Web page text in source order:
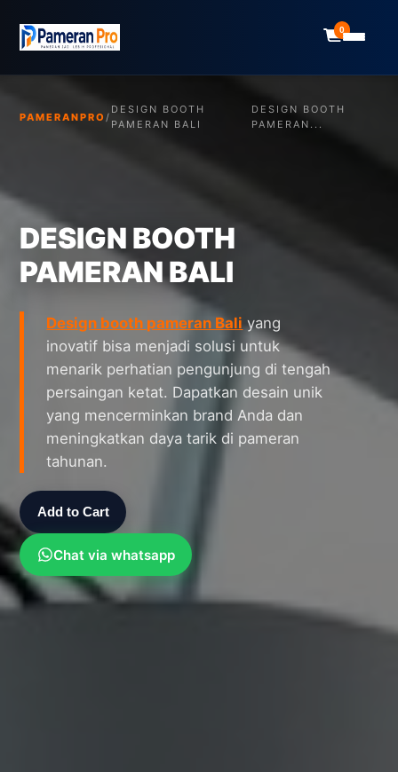
0
PAMERANPRO /
DESIGN BOOTH
PAMERAN BALI
DESIGN BOOTH
PAMERAN...
DESIGN BOOTH
PAMERAN BALI
Design booth pameran Bali yang
inovatif bisa menjadi solusi untuk
menarik perhatian pengunjung di tengah
persaingan ketat. Dapatkan desain unik
yang mencerminkan brand Anda dan
meningkatkan daya tarik di pameran
tahunan.
Add to Cart
Chat via whatsapp